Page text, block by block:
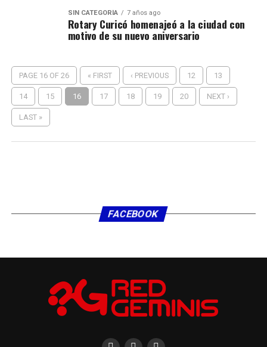
SIN CATEGORÍA 7 años ago
Rotary Curicó homenajeó a la ciudad con
motivo de su nuevo aniversario
PAGE 16 OF 26 « FIRST ‹ PREVIOUS 12 13
14 15 16 17 18 19 20 NEXT ›
LAST »
FACEBOOK